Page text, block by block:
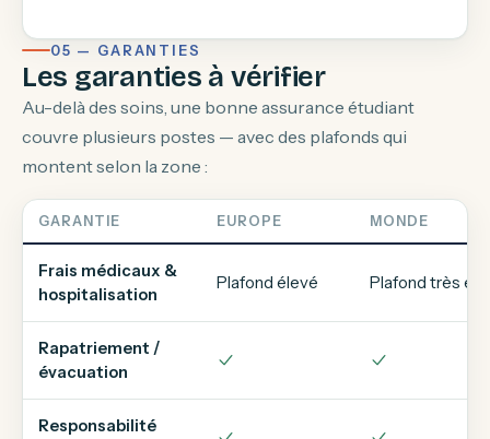
05 — GARANTIES
Les garanties à vérifier
Au-delà des soins, une bonne assurance étudiant
couvre plusieurs postes — avec des plafonds qui
montent selon la zone :
GARANTIE EUROPE MONDE
Frais médicaux &
hospitalisation
Plafond élevé Plafond très
Rapatriement /
évacuation
Responsabilité